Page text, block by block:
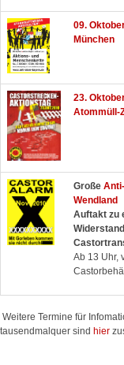
09.
München
23.
Atommüll-
Große
Wendland
Auftakt zu
Ab 13 Uhr,
Weitere Termine für
tausendmalquer sind hier